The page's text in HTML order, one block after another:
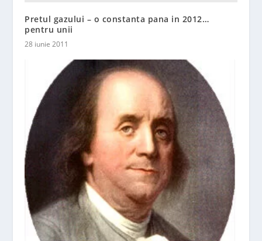
Pretul gazului – o constanta pana in 2012…
pentru unii
28 iunie 2011